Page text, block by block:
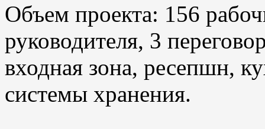
Объем проекта: 156
руководителя, 3
входная зона, ресепшн,
системы хранения.